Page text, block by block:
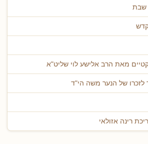
שבת
מאת הרב אלישע לוי שליט"א
של הנער משה הי"ד
רינה אזולאי